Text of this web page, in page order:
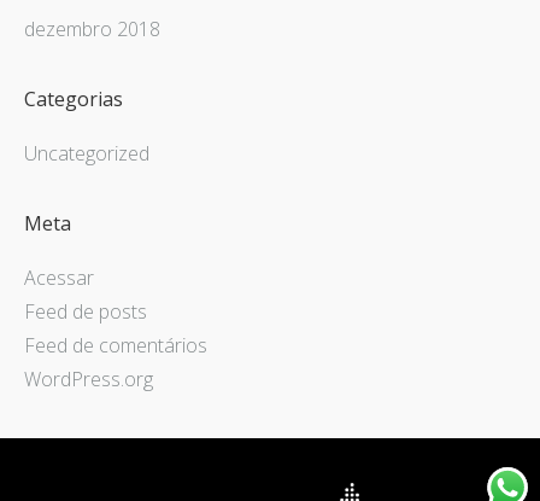
dezembro 2018
Categorias
Uncategorized
Meta
Acessar
Feed de posts
Feed de comentários
WordPress.org